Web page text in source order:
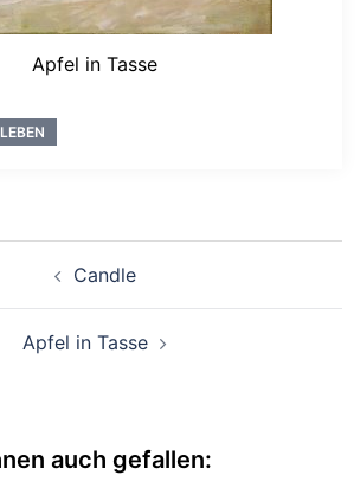
Apfel in Tasse
Candle
Apfel in Tasse
auch gefallen: